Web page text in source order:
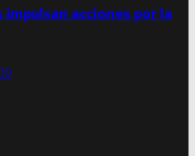
acciones por la
0